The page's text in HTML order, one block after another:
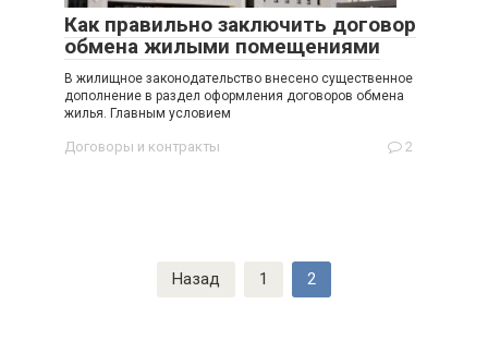
Как правильно заключить договор
обмена жилыми помещениями
В жилищное законодательство внесено существенное
дополнение в раздел оформления договоров обмена
жилья. Главным условием
Договоры и контракты 2
Назад 1 2